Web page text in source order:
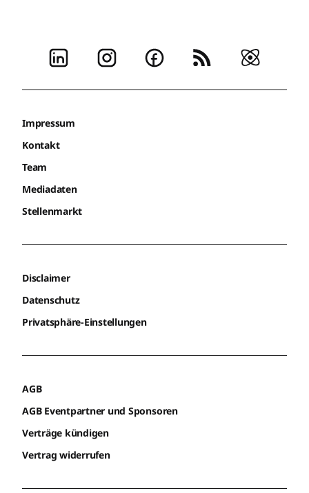
Impressum
Kontakt
Team
Mediadaten
Stellenmarkt
Disclaimer
Datenschutz
Privatsphäre-Einstellungen
AGB
AGB Eventpartner und Sponsoren
Verträge kündigen
Vertrag widerrufen